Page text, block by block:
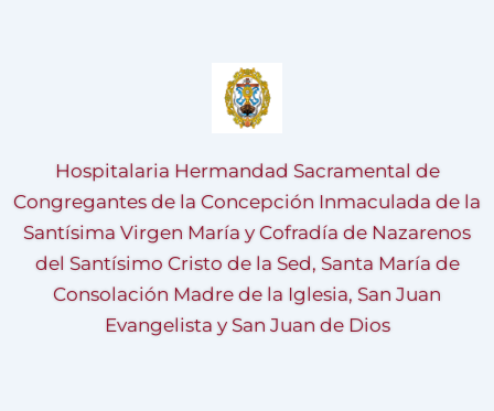
Hospitalaria Hermandad Sacramental de
Congregantes de la Concepción Inmaculada de la
Santísima Virgen María y Cofradía de Nazarenos
del Santísimo Cristo de la Sed, Santa María de
Consolación Madre de la Iglesia, San Juan
Evangelista y San Juan de Dios